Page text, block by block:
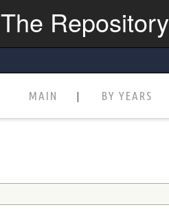
The Repository
MAIN BY YEARS